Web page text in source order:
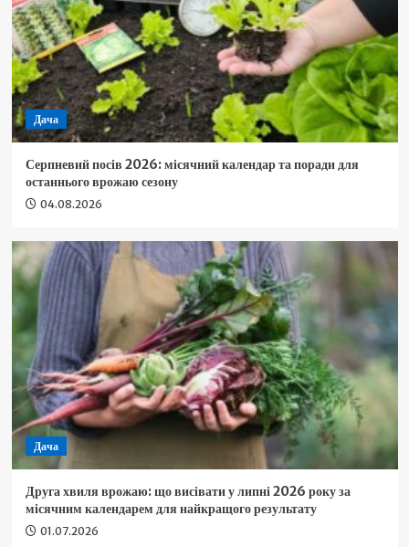
Дача
Серпневий посів 2026: місячний календар та поради для
останнього врожаю сезону
04.08.2026
Дача
Друга хвиля врожаю: що висівати у липні 2026 року за
місячним календарем для найкращого результату
01.07.2026